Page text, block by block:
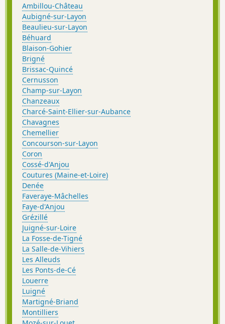
Ambillou-Château
Aubigné-sur-Layon
Beaulieu-sur-Layon
Béhuard
Blaison-Gohier
Brigné
Brissac-Quincé
Cernusson
Champ-sur-Layon
Chanzeaux
Charcé-Saint-Ellier-sur-Aubance
Chavagnes
Chemellier
Concourson-sur-Layon
Coron
Cossé-d'Anjou
Coutures (Maine-et-Loire)
Denée
Faveraye-Mâchelles
Faye-d'Anjou
Grézillé
Juigné-sur-Loire
La Fosse-de-Tigné
La Salle-de-Vihiers
Les Alleuds
Les Ponts-de-Cé
Louerre
Luigné
Martigné-Briand
Montilliers